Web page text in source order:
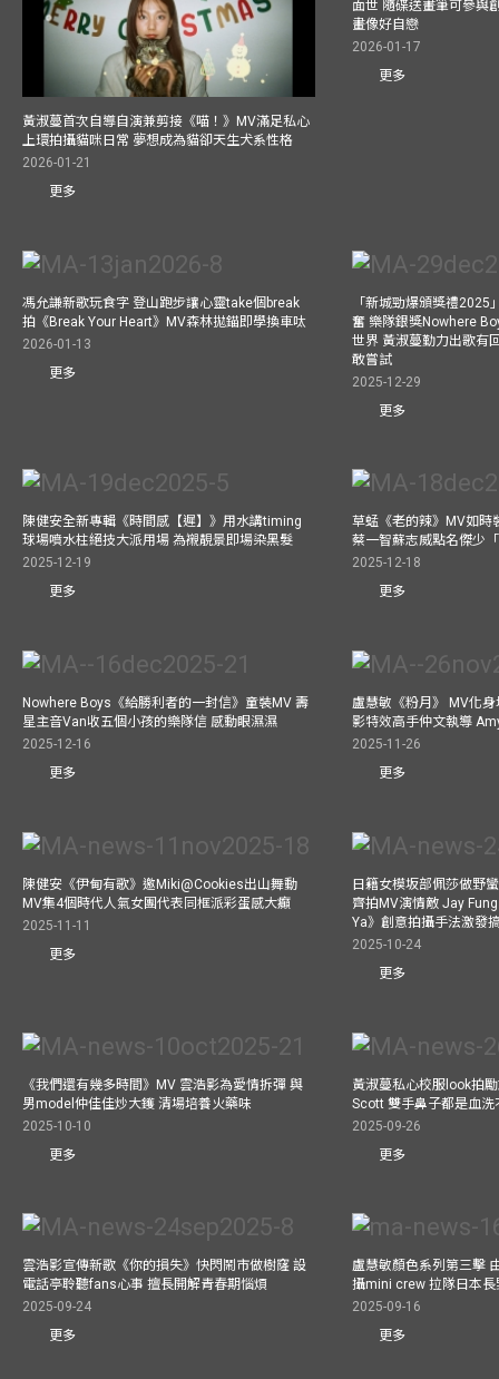
黃淑蔓首次自導自演兼剪接《喵！》MV滿足私心
上環拍攝貓咪日常 夢想成為貓卻天生犬系性格
2026-01-21
更多
面世 隨碟送畫筆可參與
畫像好自戀
2026-01-17
更多
馮允謙新歌玩食字 登山跑步讓心靈take個break
拍《Break Your Heart》MV森林拋錨即學換車呔
2026-01-13
更多
「新城勁爆頒獎禮2025
奮 樂隊銀獎Nowhere
世界 黃淑蔓勤力出歌有
敢嘗試
2025-12-29
更多
陳健安全新專輯《時間感【遲】》用水講timing
球場噴水柱絕技大派用場 為襯靚景即場染黑髮
2025-12-19
更多
草蜢《老的辣》MV如時
蔡一智蘇志威點名傑少
2025-12-18
更多
Nowhere Boys《給勝利者的一封信》童裝MV 壽
星主音Van收五個小孩的樂隊信 感動眼濕濕
2025-12-16
更多
盧慧敏《粉月》 MV化
影特效高手仲文執導
2025-11-26
更多
陳健安《伊甸有歌》邀Miki@Cookies出山舞動
MV集4個時代人氣女團代表同框派彩蛋感大癲
2025-11-11
更多
日籍女模坂部佩莎做野
齊拍MV演情敵 Jay
Ya》創意拍攝手法激發
2025-10-24
更多
《我們還有幾多時間》MV 雲浩影為愛情拆彈 與
男model仲佳佳炒大鑊 清場培養火藥味
2025-10-10
更多
黃淑蔓私心校服look拍
Scott 雙手鼻子都是血洗
2025-09-26
更多
雲浩影宣傳新歌《你的損失》快閃鬧市做樹窿 設
電話亭聆聽fans心事 擅長開解青春期惱煩
2025-09-24
更多
盧慧敏顏色系列第三擊
攝mini crew 拉隊日本長
2025-09-16
更多